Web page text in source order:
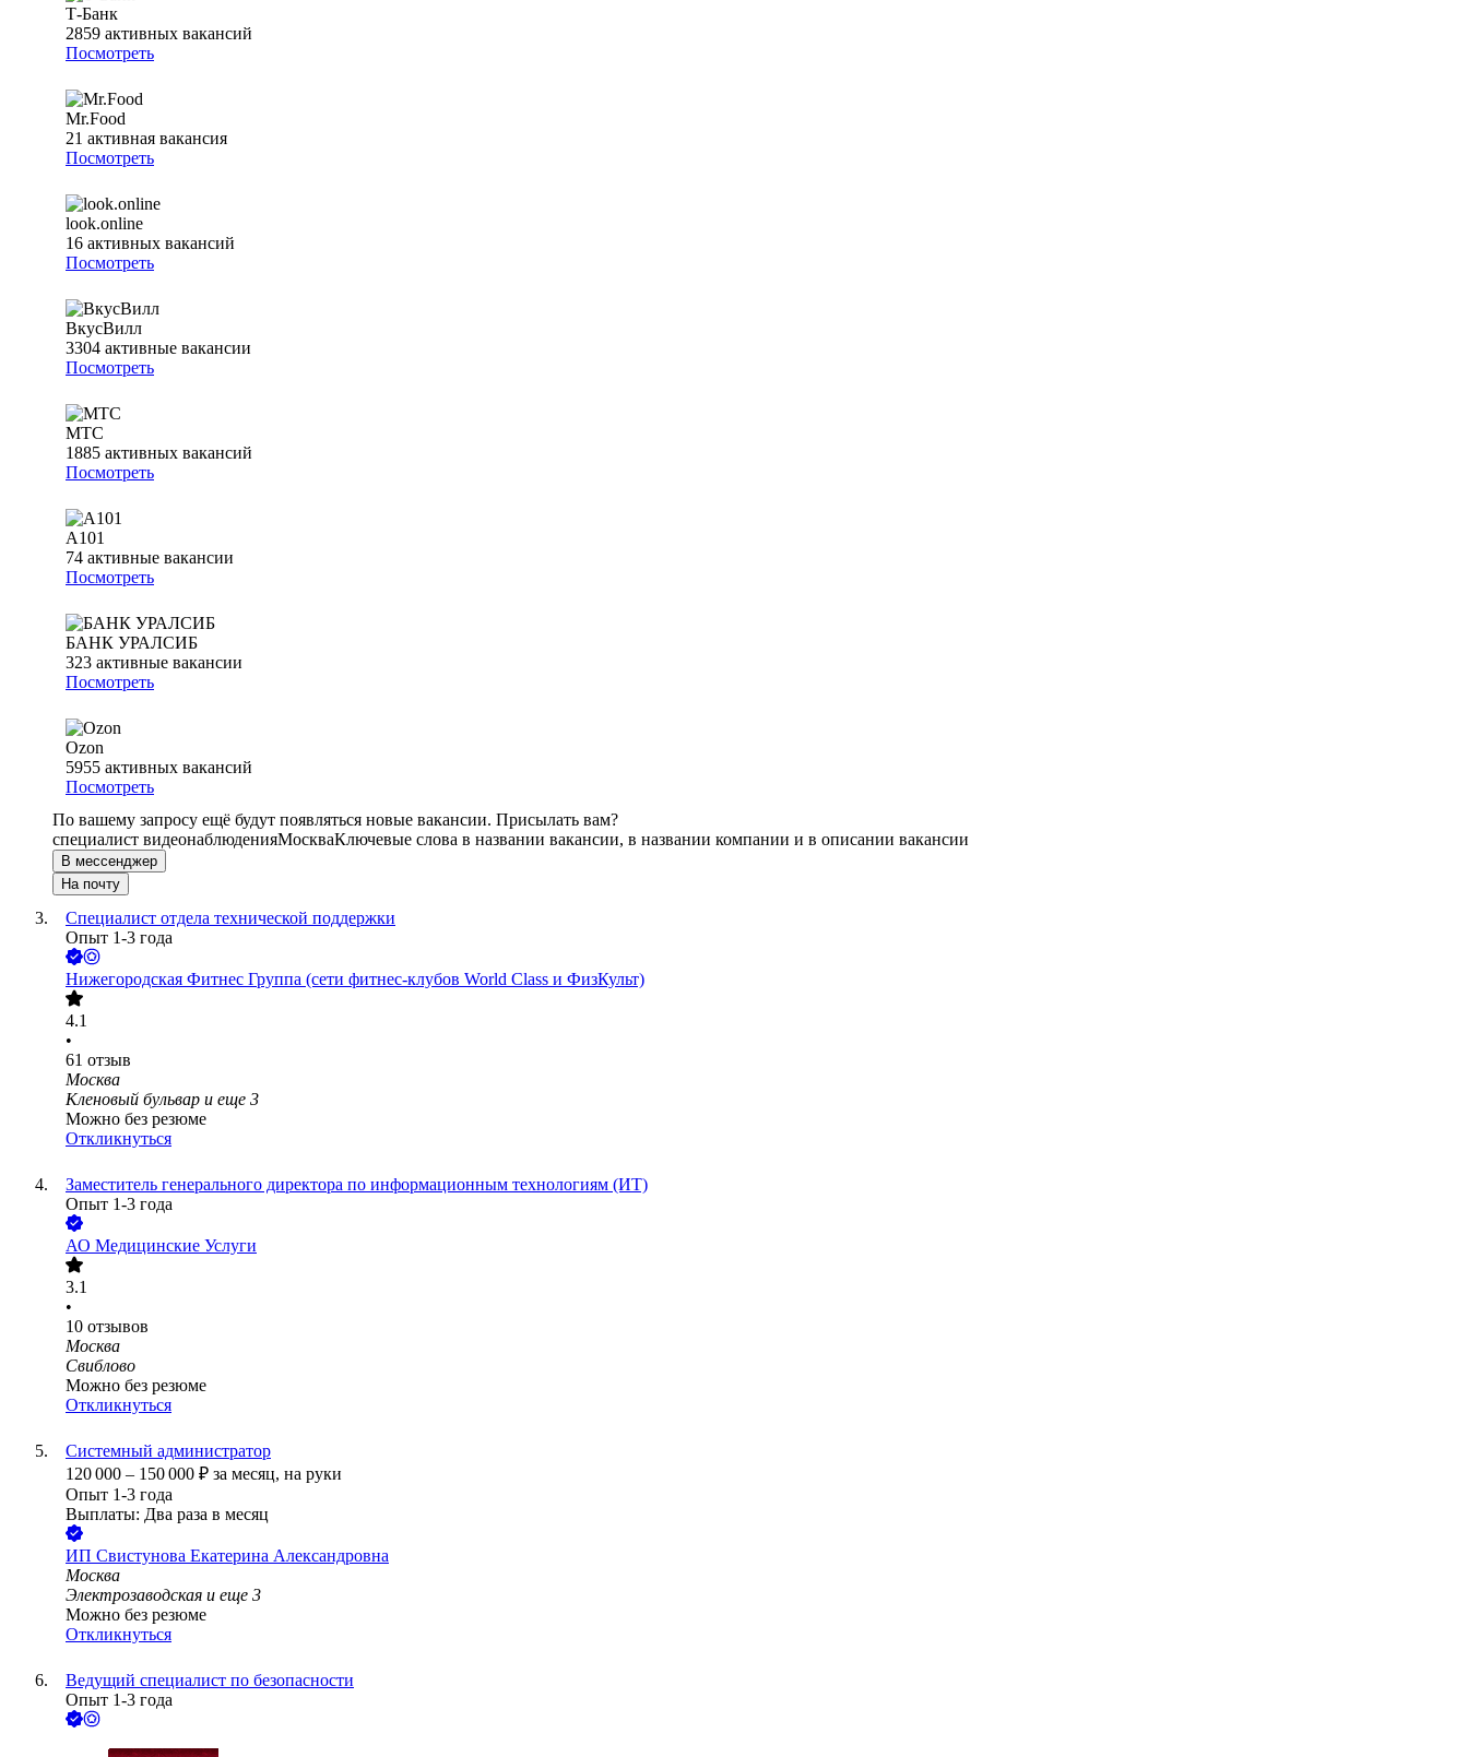
Т-Банк
2859 активных вакансий
Посмотреть
Mr.Food
21 активная вакансия
Посмотреть
look.online
16 активных вакансий
Посмотреть
ВкусВилл
3304 активные вакансии
Посмотреть
МТС
1885 активных вакансий
Посмотреть
А101
74 активные вакансии
Посмотреть
БАНК УРАЛСИБ
323 активные вакансии
Посмотреть
Ozon
5955 активных вакансий
Посмотреть
По вашему запросу ещё будут появляться новые вакансии. Присылать вам?
специалист видеонаблюденияМоскваКлючевые слова в названии вакансии, в названии компании и в описании вакансии
В мессенджер
На почту
Специалист отдела технической поддержки
Опыт 1-3 года
Нижегородская Фитнес Группа (сети фитнес-клубов World Class и ФизКульт)
4.1
•
61 отзыв
Москва
Кленовый бульвар и еще 3
Можно без резюме
Откликнуться
Заместитель генерального директора по информационным технологиям (ИТ)
Опыт 1-3 года
АО Медицинские Услуги
3.1
•
10 отзывов
Москва
Свиблово
Можно без резюме
Откликнуться
Системный администратор
120 000 – 150 000 ₽ за месяц, на руки
Опыт 1-3 года
Выплаты: Два раза в месяц
ИП Свистунова Екатерина Александровна
Москва
Электрозаводская и еще 3
Можно без резюме
Откликнуться
Ведущий специалист по безопасности
Опыт 1-3 года